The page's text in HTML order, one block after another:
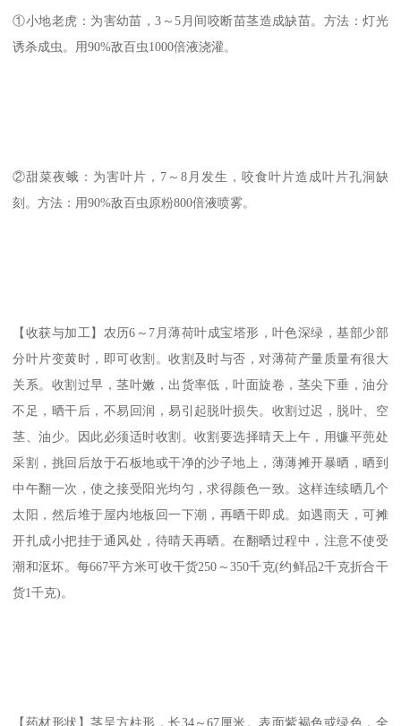
①小地老虎：为害幼苗，3～5月间咬断苗茎造成缺苗。方法：灯光
诱杀成虫。用90%敌百虫1000倍液浇灌。
②甜菜夜蛾：为害叶片，7～8月发生，咬食叶片造成叶片孔洞缺
刻。方法：用90%敌百虫原粉800倍液喷雾。
【收获与加工】农历6～7月薄荷叶成宝塔形，叶色深绿，基部少部
分叶片变黄时，即可收割。收割及时与否，对薄荷产量质量有很大
关系。收割过早，茎叶嫩，出货率低，叶面旋卷，茎尖下垂，油分
不足，晒干后，不易回润，易引起脱叶损失。收割过迟，脱叶、空
茎、油少。因此必须适时收割。收割要选择晴天上午，用镰平蔸处
采割，挑回后放于石板地或干净的沙子地上，薄薄摊开暴晒，晒到
中午翻一次，使之接受阳光均匀，求得颜色一致。这样连续晒几个
太阳，然后堆于屋内地板回一下潮，再晒干即成。如遇雨天，可摊
开扎成小把挂于通风处，待晴天再晒。在翻晒过程中，注意不使受
潮和沤坏。每667平方米可收干货250～350千克(约鲜品2千克折合干
货1千克)。
【药材形状】茎呈方柱形，长34～67厘米。表面紫褐色或绿色，全